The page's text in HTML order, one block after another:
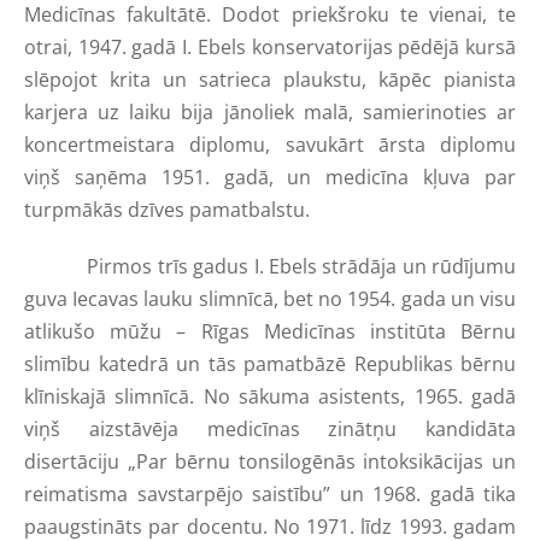
Medicīnas fakultātē. Dodot priekšroku te vienai, te
otrai, 1947. gadā I. Ebels konservatorijas pēdējā kursā
slēpojot krita un satrieca plaukstu, kāpēc pianista
karjera uz laiku bija jānoliek malā, samierinoties ar
koncertmeistara diplomu, savukārt ārsta diplomu
viņš saņēma 1951. gadā, un medicīna kļuva par
turpmākās dzīves pamatbalstu.
Pirmos trīs gadus I. Ebels strādāja un rūdījumu
guva Iecavas lauku slimnīcā, bet no 1954. gada un visu
atlikušo mūžu – Rīgas Medicīnas institūta Bērnu
slimību katedrā un tās pamatbāzē Republikas bērnu
klīniskajā slimnīcā. No sākuma asistents, 1965. gadā
viņš aizstāvēja medicīnas zinātņu kandidāta
disertāciju „Par bērnu tonsilogēnās intoksikācijas un
reimatisma savstarpējo saistību” un 1968. gadā tika
paaugstināts par docentu. No 1971. līdz 1993. gadam